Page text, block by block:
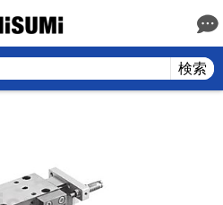
検索